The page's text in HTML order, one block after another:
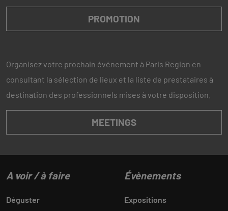
PROMOTION
Organisez votre prochain événement à Paris Region en
consultant la sélection de lieux et la liste de prestataires à
destination des professionnels mises à votre disposition.
MEETINGS
A voir / à faire
Déguster
Évènements
Expositions